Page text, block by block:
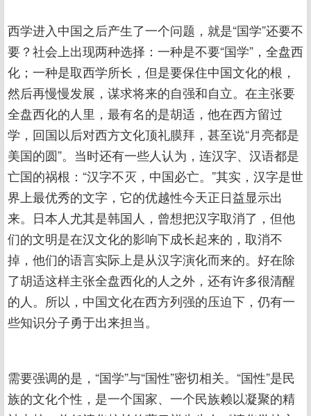
西学进入中国之后产生了一个问题，就是“国学”还要不
要？社会上出现两种选择：一种是不要“国学”，全盘西
化；一种是取西学所长，但是要保住中国文化的根，
然后再慢慢发展，谋求将来的自强和自立。在主张要
全盘西化的人里，最有名的是胡适，他在西方留过
学，回国以后对西方文化顶礼膜拜，甚至说“月亮都是
美国的圆”。当时还有一些人认为，连汉字、汉语都是
亡国的祸根：“汉字不灭，中国必亡。”其实，汉字是世
界上最优秀的文字，它的优越性今天正日益显示出
来。日本人尤其是韩国人，曾想把汉字取消了，但他
们的文明是在汉文化的影响下成长起来的，取消不
掉，他们的语言实际上是从汉字演化而来的。好在除
了胡适这样主张全盘西化的人之外，还有许多很清醒
的人。所以，中国文化在西方列强的压迫下，仍有一
些知识分子勇于出来担当。
需要强调的是，“国学”与“国性”密切相关。“国性”是民
族的文化个性，是一个国家、一个民族赖以凝聚的精